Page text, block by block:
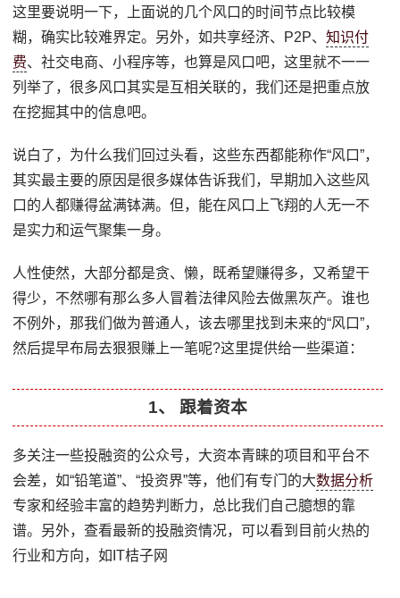
这里要说明一下，上面说的几个风口的时间节点比较模
糊，确实比较难界定。另外，如共享经济、P2P、知识付
费、社交电商、小程序等，也算是风口吧，这里就不一一
列举了，很多风口其实是互相关联的，我们还是把重点放
在挖掘其中的信息吧。
说白了，为什么我们回过头看，这些东西都能称作“风口”，
其实最主要的原因是很多媒体告诉我们，早期加入这些风
口的人都赚得盆满钵满。但，能在风口上飞翔的人无一不
是实力和运气聚集一身。
人性使然，大部分都是贪、懒，既希望赚得多，又希望干
得少，不然哪有那么多人冒着法律风险去做黑灰产。谁也
不例外，那我们做为普通人，该去哪里找到未来的“风口”，
然后提早布局去狠狠赚上一笔呢?这里提供给一些渠道：
1、 跟着资本
多关注一些投融资的公众号，大资本青睐的项目和平台不
会差，如“铅笔道”、“投资界”等，他们有专门的大数据分析
专家和经验丰富的趋势判断力，总比我们自己臆想的靠
谱。另外，查看最新的投融资情况，可以看到目前火热的
行业和方向，如IT桔子网